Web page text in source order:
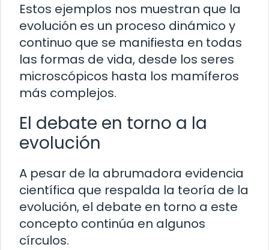
Estos ejemplos nos muestran que la
evolución es un proceso dinámico y
continuo que se manifiesta en todas
las formas de vida, desde los seres
microscópicos hasta los mamíferos
más complejos.
El debate en torno a la
evolución
A pesar de la abrumadora evidencia
científica que respalda la teoría de la
evolución, el debate en torno a este
concepto continúa en algunos
círculos.